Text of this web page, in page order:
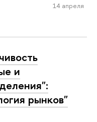
14 апреля
и
рынков"